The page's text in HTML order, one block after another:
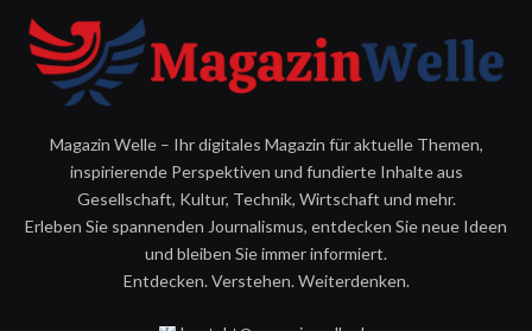
Magazin Welle – Ihr digitales Magazin für aktuelle Themen,
inspirierende Perspektiven und fundierte Inhalte aus
Gesellschaft, Kultur, Technik, Wirtschaft und mehr.
Erleben Sie spannenden Journalismus, entdecken Sie neue Ideen
und bleiben Sie immer informiert.
Entdecken. Verstehen. Weiterdenken.